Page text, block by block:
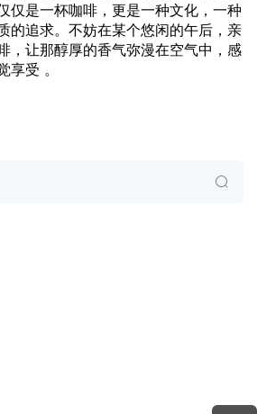
仅是一杯咖啡，更是一种文化，一种
的追求。不妨在某个悠闲的午后，亲
，让那醇厚的香气弥漫在空气中，感
享受 。